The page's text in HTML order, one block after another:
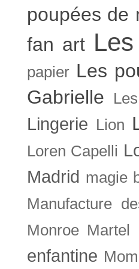
poupées de
fan art
papier Les
Gabrielle
Lingerie Lion
Loren Capelli
Madrid magie
Manufacture
Monroe Martel
enfantine